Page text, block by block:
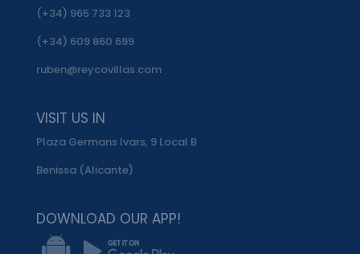
(+34) 965 733 123
(+34) 609 860 699
ruben@reycovillas.com
VISIT US IN
Plaza Germans Ivars, 9 Local B
Benissa (Alicante)
DOWNLOAD OUR APP!